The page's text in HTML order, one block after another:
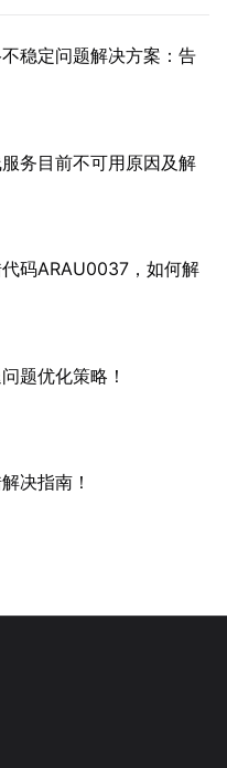
稳定问题解决方案：告
务目前不可用原因及解
码ARAU0037，如何解
题优化策略！
决指南！